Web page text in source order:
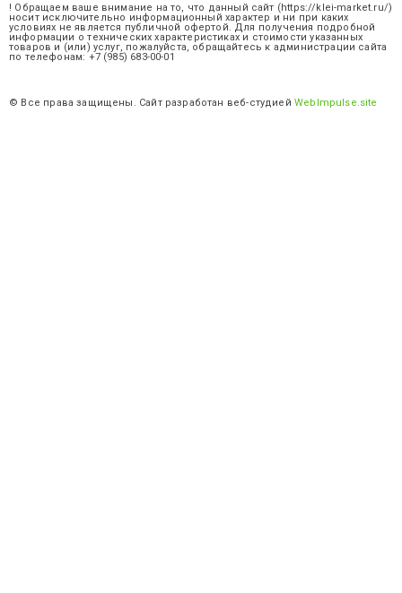
! Обращаем ваше внимание на то, что данный сайт (https://klei-market.ru/)
носит исключительно информационный характер и ни при каких
условиях не является публичной офертой. Для получения подробной
информации о технических характеристиках и стоимости указанных
товаров и (или) услуг, пожалуйста, обращайтесь к администрации сайта
по телефонам: +7 (985) 683-00-01
© Все права защищены. Сайт разработан веб-студиейWebImpulse.site